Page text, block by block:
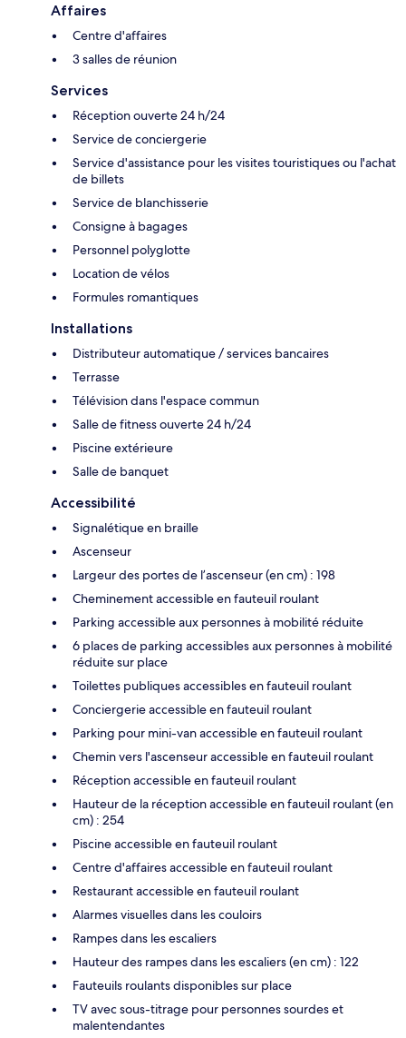
Affaires
Centre d'affaires
3 salles de réunion
Services
Réception ouverte 24 h/24
Service de conciergerie
Service d'assistance pour les visites touristiques ou l'achat
de billets
Service de blanchisserie
Consigne à bagages
Personnel polyglotte
Location de vélos
Formules romantiques
Installations
Distributeur automatique / services bancaires
Terrasse
Télévision dans l'espace commun
Salle de fitness ouverte 24 h/24
Piscine extérieure
Salle de banquet
Accessibilité
Signalétique en braille
Ascenseur
Largeur des portes de l’ascenseur (en cm) : 198
Cheminement accessible en fauteuil roulant
Parking accessible aux personnes à mobilité réduite
6 places de parking accessibles aux personnes à mobilité
réduite sur place
Toilettes publiques accessibles en fauteuil roulant
Conciergerie accessible en fauteuil roulant
Parking pour mini-van accessible en fauteuil roulant
Chemin vers l'ascenseur accessible en fauteuil roulant
Réception accessible en fauteuil roulant
Hauteur de la réception accessible en fauteuil roulant (en
cm) : 254
Piscine accessible en fauteuil roulant
Centre d'affaires accessible en fauteuil roulant
Restaurant accessible en fauteuil roulant
Alarmes visuelles dans les couloirs
Rampes dans les escaliers
Hauteur des rampes dans les escaliers (en cm) : 122
Fauteuils roulants disponibles sur place
TV avec sous-titrage pour personnes sourdes et
malentendantes